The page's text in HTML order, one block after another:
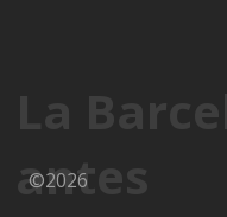
La
antes
©2026